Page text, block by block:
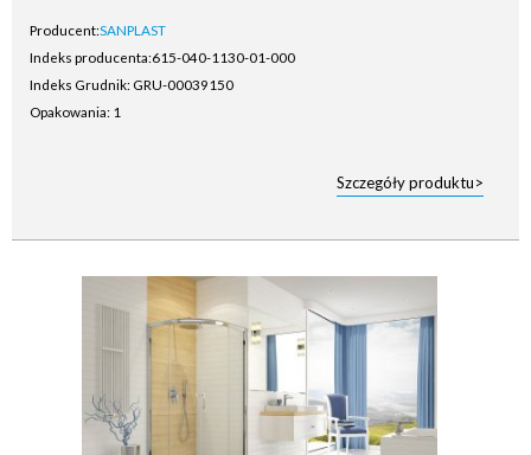
Producent:SANPLAST
Indeks producenta:615-040-1130-01-000
Indeks Grudnik: GRU-00039150
Opakowania: 1
Szczegóły produktu>